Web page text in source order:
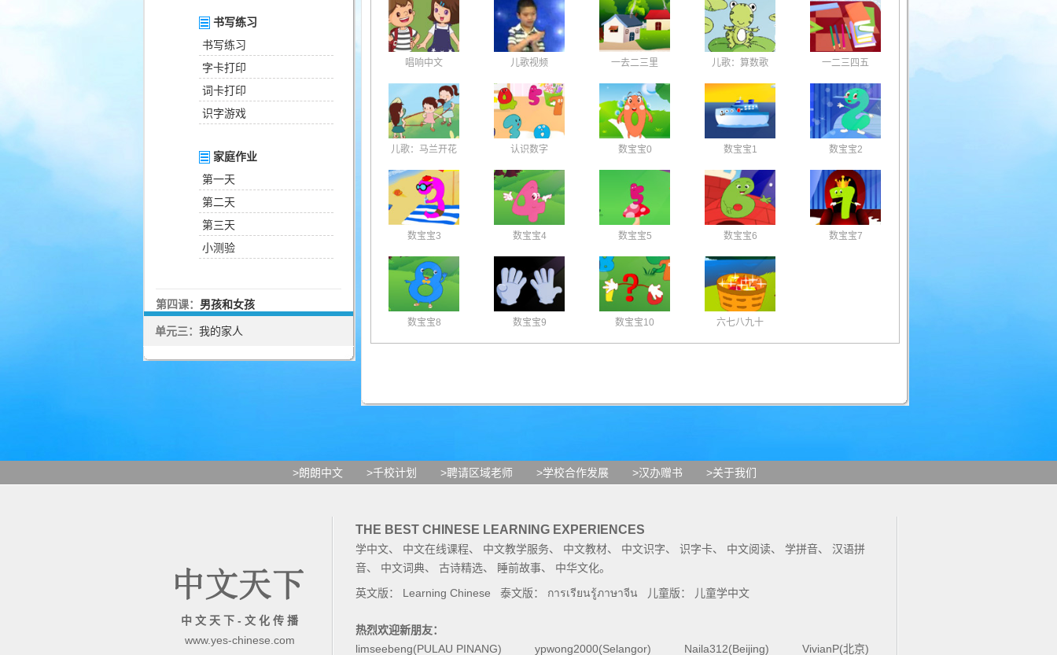
书写练习
书写练习
字卡打印
词卡打印
识字游戏
家庭作业
第一天
第二天
第三天
小测验
第四课： 男孩和女孩
单元三： 我的家人
唱响中文 儿歌视频 一去二三里 儿歌：算数歌 一二三四五
儿歌：马兰开花 认识数字 数宝宝0 数宝宝1 数宝宝2
数宝宝3 数宝宝4 数宝宝5 数宝宝6 数宝宝7
数宝宝8 数宝宝9 数宝宝10 六七八九十
>朗朗中文 >千校计划 >聘请区域老师 >学校合作发展 >汉办赠书 >关于我们
中 文 天 下 - 文 化 传 播
www.yes-chinese.com
THE BEST CHINESE LEARNING EXPERIENCES
学中文、 中文在线课程、 中文教学服务、 中文教材、 中文识字、 识字卡、 中文阅读、 学拼音、 汉语拼
音、 中文词典、 古诗精选、 睡前故事、 中华文化。
英文版： Learning Chinese 泰文版： การเรียนรู้ภาษาจีน 儿童版： 儿童学中文
热烈欢迎新朋友：
limseebeng(PULAU PINANG)
ypwong2000(Selangor) Naila312(Beijing) VivianP(北京)